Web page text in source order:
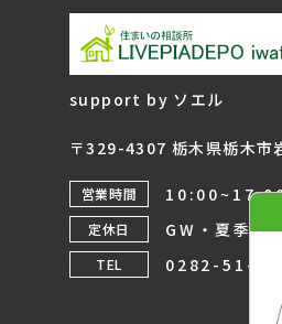
support by ソエル
〒329-4307 栃木県栃木市
営業時間
定休日 GW・夏季・
TEL 0282-51-